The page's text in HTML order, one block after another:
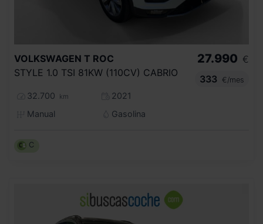
VOLKSWAGEN T ROC
STYLE 1.0 TSI 81KW (110CV) CABRIO
32.700 km
2021
Manual
Gasolina
27.990 €
333
€/mes
C